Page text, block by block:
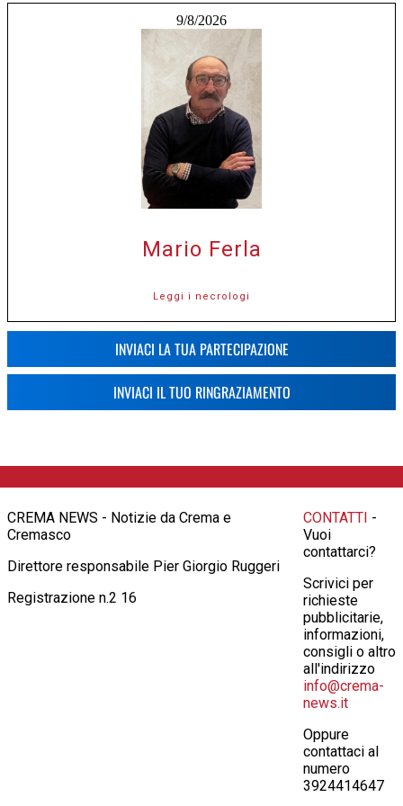
9/8/2026
Mario Ferla
Leggi i necrologi
INVIACI LA TUA PARTECIPAZIONE
INVIACI IL TUO RINGRAZIAMENTO
CREMA NEWS - Notizie da Crema e
Cremasco
Direttore responsabile Pier Giorgio Ruggeri
Registrazione n.2 16
CONTATTI -
Vuoi
contattarci?
Scrivici per
richieste
pubblicitarie,
informazioni,
consigli o altro
all'indirizzo
info@crema-
news.it
Oppure
contattaci al
numero
3924414647